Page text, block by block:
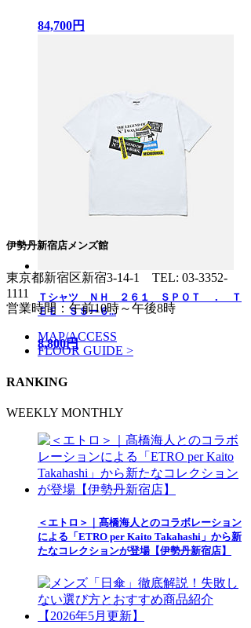
84,700円
Ｔシャツ ＮＨ ２６１ ＳＰＯＴ ． Ｔ
ＥＥ ＳＳー６...
8,800円
伊勢丹新宿店メンズ館
東京都新宿区新宿3-14-1 TEL: 03-3352-
1111
営業時間：午前10時～午後8時
MAP/ACCESS
FLOOR GUIDE >
RANKING
WEEKLY MONTHLY
＜エトロ＞｜髙橋海人とのコラボレーション
による「ETRO per Kaito Takahashi」から新
たなコレクションが登場【伊勢丹新宿店】